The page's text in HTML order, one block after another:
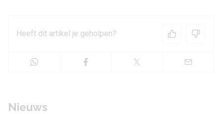
Heeft dit artikel je geholpen?
Nieuws